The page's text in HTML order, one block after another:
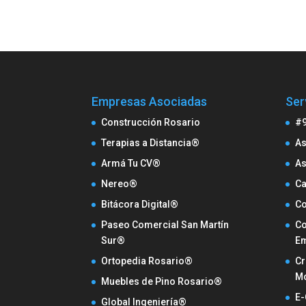
Empresas Asociadas
Construcción Rosario
Terapias a Distancia®
Armá Tu CV®
Nereo®
Bitácora Digital®
Paseo Comercial San Martín
Sur®
Ortopedia Rosario®
Muebles de Pino Rosario®
Global Ingeniería®